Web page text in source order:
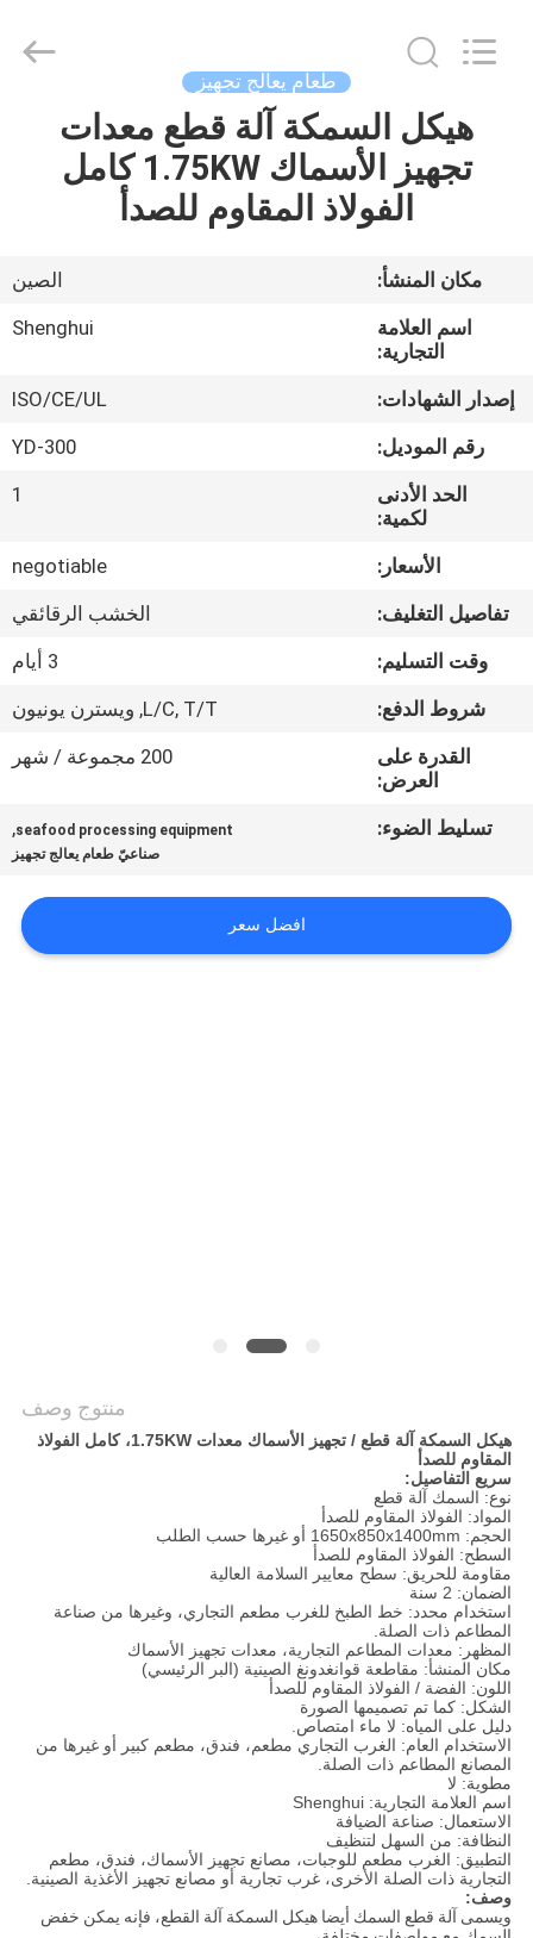
أشرطة
فيديو
معلومات
جولة
المعمل
رقابة
جودة
أخبار
equipments
limited.
طعام يعالج تجهيز
هيكل السمكة آلة قطع معدات
تجهيز الأسماك 1.75KW كامل
الفولاذ المقاوم للصدأ
مكان المنشأ:
الصين
اسم العلامة
التجارية:
Shenghui
إصدار الشهادات:
ISO/CE/UL
رقم الموديل:
YD-300
الحد الأدنى
لكمية:
1
الأسعار:
negotiable
تفاصيل التغليف:
الخشب الرقائقي
وقت التسليم:
3 أيام
شروط الدفع:
L/C, T/T, ويسترن يونيون
القدرة على
العرض:
200 مجموعة / شهر
تسليط الضوء: seafood processing equipment
,
صناعيّ طعام يعالج تجهيز
افضل سعر
منتوج وصف
هيكل السمكة آلة قطع / تجهيز الأسماك معدات 1.75KW، كامل الفولاذ
المقاوم للصدأ
سريع التفاصيل:
نوع: السمك آلة قطع
المواد: الفولاذ المقاوم للصدأ
الحجم: 1650x850x1400mm أو غيرها حسب الطلب
السطح: الفولاذ المقاوم للصدأ
مقاومة للحريق: سطح معايير السلامة العالية
الضمان: 2 سنة
استخدام محدد: خط الطبخ للغرب مطعم التجاري، وغيرها من صناعة
المطاعم ذات الصلة.
المظهر: معدات المطاعم التجارية، معدات تجهيز الأسماك
مكان المنشأ: مقاطعة قوانغدونغ الصينية (البر الرئيسي)
اللون: الفضة / الفولاذ المقاوم للصدأ
الشكل: كما تم تصميمها الصورة
دليل على المياه: لا ماء امتصاص.
الاستخدام العام: الغرب التجاري مطعم، فندق، مطعم كبير أو غيرها من
المصانع المطاعم ذات الصلة.
مطوية: لا
اسم العلامة التجارية: Shenghui
الاستعمال: صناعة الضيافة
النظافة: من السهل لتنظيف
التطبيق: الغرب مطعم للوجبات، مصانع تجهيز الأسماك، فندق، مطعم
التجارية ذات الصلة الأخرى، غرب تجارية أو مصانع تجهيز الأغذية الصينية.
وصف:
ويسمى آلة قطع السمك أيضا هيكل السمكة آلة القطع، فإنه يمكن خفض